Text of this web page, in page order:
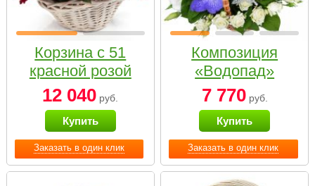
Заказать в один клик
Корзина с 51
красной розой
12 040 руб.
Купить
Заказать в один клик
Композиция
«Водопад»
7 770руб.
Купить